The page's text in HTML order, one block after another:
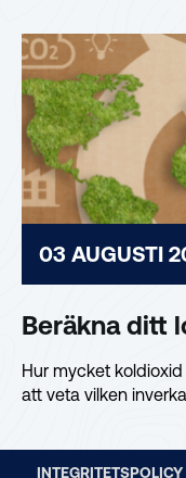
03 AUGUSTI
Beräkna ditt
Hur mycket
att veta vilken
INTEGRITETSPOLICY